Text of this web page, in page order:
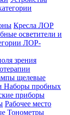
Кресла ЛОР
осветители и
ЛОР-
зрения
щелевые
Наборы пробных
приборы
Рабочее место
Тонометры